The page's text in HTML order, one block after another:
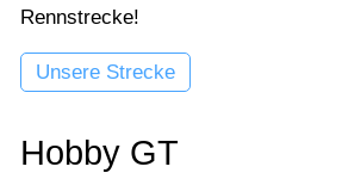
Rennstrecke!
Unsere Strecke
Hobby GT